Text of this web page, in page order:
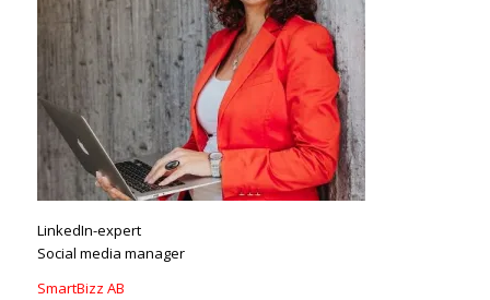
LinkedIn-expert
Social media manager
SmartBizz AB